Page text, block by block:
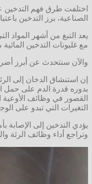
اختلفت طرق فهم التدخين
الصناعية، برز التدخين
يعد التبغ من أشهر المواد
مع غليونات التدخين
والآن سنتحدث عن أبرز
إن استنشاق الدخان إلى
بدوره قدرة الدم على حمل
القصور في وظائف الأوعية
التغيرات التي تبدو على
يؤدي التدخين إلى الإصابة
وتراجع أداء وظائف الرئة